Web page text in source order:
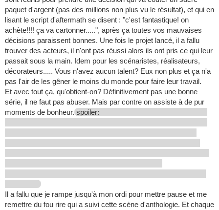
paquet d'argent (pas des millions non plus vu le résultat), et qui en
lisant le script d'aftermath se disent : "c'est fantastique! on
achète!!!! ça va cartonner.....", après ça toutes vos mauvaises
décisions paraissent bonnes. Une fois le projet lancé, il a fallu
trouver des acteurs, il n'ont pas réussi alors ils ont pris ce qui leur
passait sous la main. Idem pour les scénaristes, réalisateurs,
décorateurs..... Vous n'avez aucun talent? Eux non plus et ça n'a
pas l'air de les gêner le moins du monde pour faire leur travail.
Et avec tout ça, qu'obtient-on? Définitivement pas une bonne
série, il ne faut pas abuser. Mais par contre on assiste à de pur
moments de bonheur. spoiler:
Il a fallu que je rampe jusqu'à mon ordi pour mettre pause et me
remettre du fou rire qui a suivi cette scène d'anthologie. Et chaque